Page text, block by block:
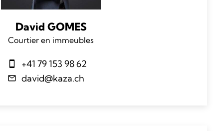
David GOMES
Courtier en immeubles
+41 79 153 98 62
david@kaza.ch